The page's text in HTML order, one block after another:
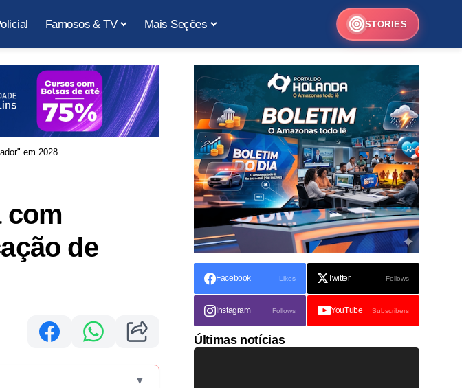
Famosos & TV Mais Seções STORIES
em 2028
com
de
▾
Facebook Likes Twitter Follows
Instagram Follows YouTube Subscribers
Últimas notícias